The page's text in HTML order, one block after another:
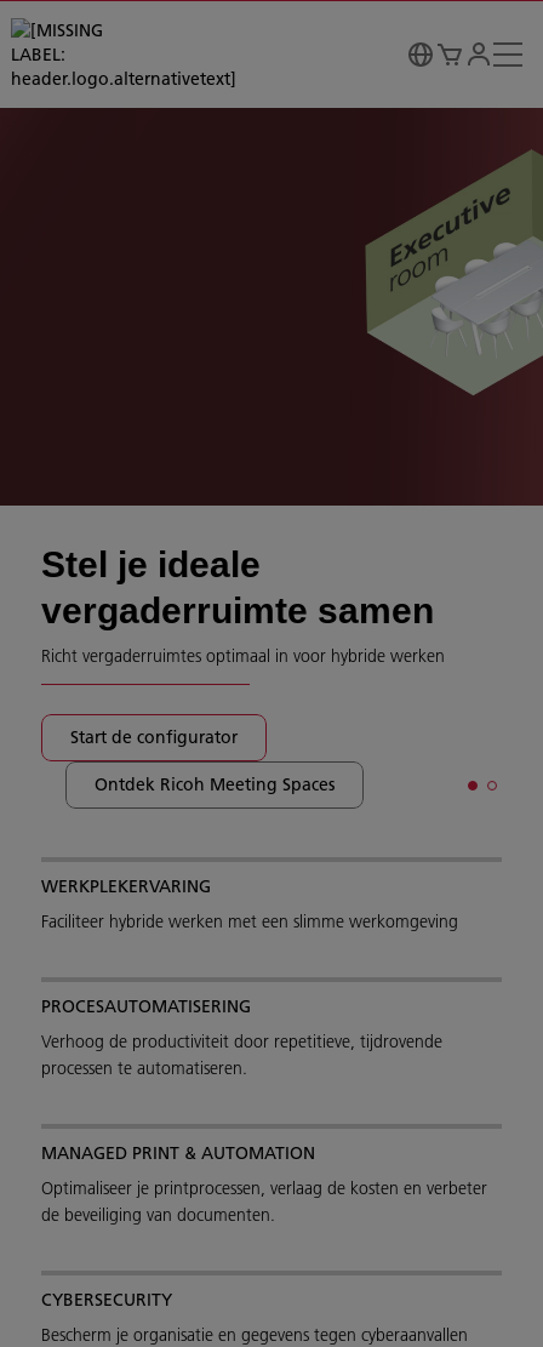
Stel je ideale
vergaderruimte samen
Richt vergaderruimtes optimaal in voor hybride werken
Start de configurator
Ontdek Ricoh Meeting Spaces
WERKPLEKERVARING
Faciliteer hybride werken met een slimme werkomgeving
PROCESAUTOMATISERING
Verhoog de productiviteit door repetitieve, tijdrovende
processen te automatiseren.
MANAGED PRINT & AUTOMATION
Optimaliseer je printprocessen, verlaag de kosten en verbeter
de beveiliging van documenten.
CYBERSECURITY
Bescherm je organisatie en gegevens tegen cyberaanvallen